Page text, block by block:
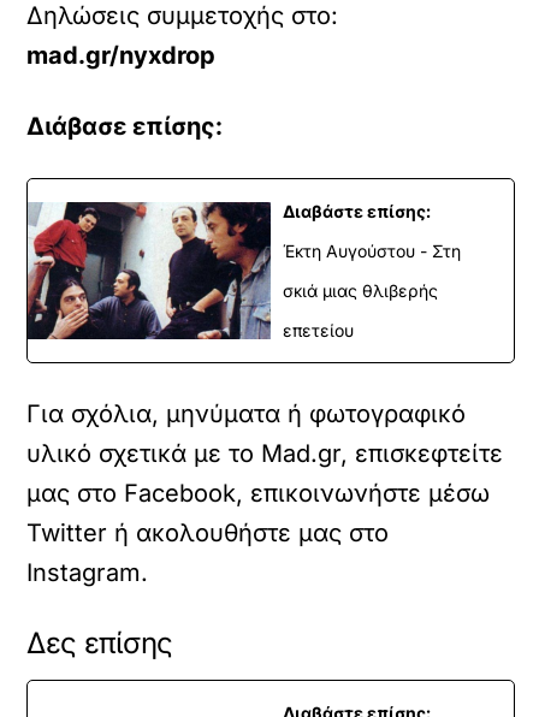
Δηλώσεις συμμετοχής στο:
mad.gr/nyxdrop
Διάβασε επίσης:
Διαβάστε επίσης:
Έκτη Αυγούστου - Στη
σκιά μιας θλιβερής
επετείου
Για σχόλια, μηνύματα ή φωτογραφικό
υλικό σχετικά με το Mad.gr, επισκεφτείτε
μας στο Facebook, επικοινωνήστε μέσω
Twitter ή ακολουθήστε μας στο
Instagram.
Δες επίσης
Διαβάστε επίσης: